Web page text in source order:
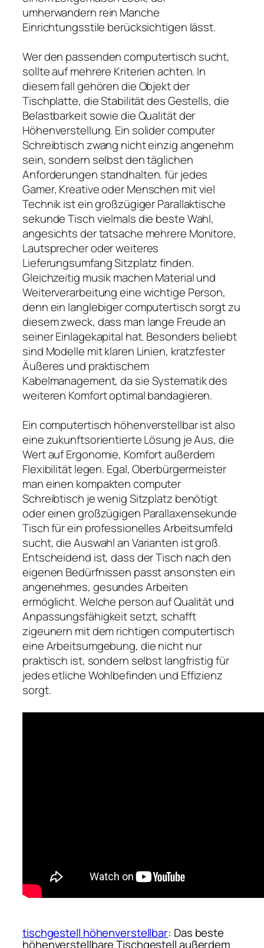
umherwandern rein Manche
Einrichtungsstile berücksichtigen lässt.
Wer den passenden computertisch sucht,
sollte auf mehrere Kriterien achten. In
diesem fall gehören die Objekt der
Tischplatte, die Stabilität des Gestells, die
Belastbarkeit sowie die Qualität der
Höhenverstellung. Ein solider computer
Schreibtisch zwang nicht einzig angenehm
sein, sondern selbst den täglichen
Anforderungen standhalten. für jedes
Gamer, Kreative oder Menschen mit viel
Technik ist ein großzügiger Parallaktische
sekunde Tisch vielmals die beste Wahl,
angesichts der tatsache mehrere Monitore,
Lautsprecher oder weiteres
Lieferungsumfang Sitzplatz finden.
Gleichzeitig musik machen Material und
Weiterverarbeitung eine wichtige Person,
denn ein langlebiger computertisch sorgt zu
diesem zweck, dass man lange Freude an
seiner Einlagekapital hat. Besonders beliebt
sind Modelle mit klaren Linien, kratzfester
Äußeres und praktischem
Kabelmanagement, da sie Systematik des
weiteren Komfort optimal bandagieren.
Ein computertisch höhenverstellbar ist also
eine zukunftsorientierte Lösung je Aus, die
Wert auf Ergonomie, Komfort außerdem
Flexibilität legen. Egal, Oberbürgermeister
man einen kompakten computer
Schreibtisch je wenig Sitzplatz benötigt
oder einen großzügigen Parallaxensekunde
Tisch für ein professionelles Arbeitsumfeld
sucht, die Auswahl an Varianten ist groß.
Entscheidend ist, dass der Tisch nach den
eigenen Bedürfnissen passt ansonsten ein
angenehmes, gesundes Arbeiten
ermöglicht. Welche person auf Qualität und
Anpassungsfähigkeit setzt, schafft
zigeunern mit dem richtigen computertisch
eine Arbeitsumgebung, die nicht nur
praktisch ist, sondern selbst langfristig für
jedes etliche Wohlbefinden und Effizienz
sorgt.
tischgestell höhenverstellbar: Das beste
höhenverstellbare Tischgestell außerdem